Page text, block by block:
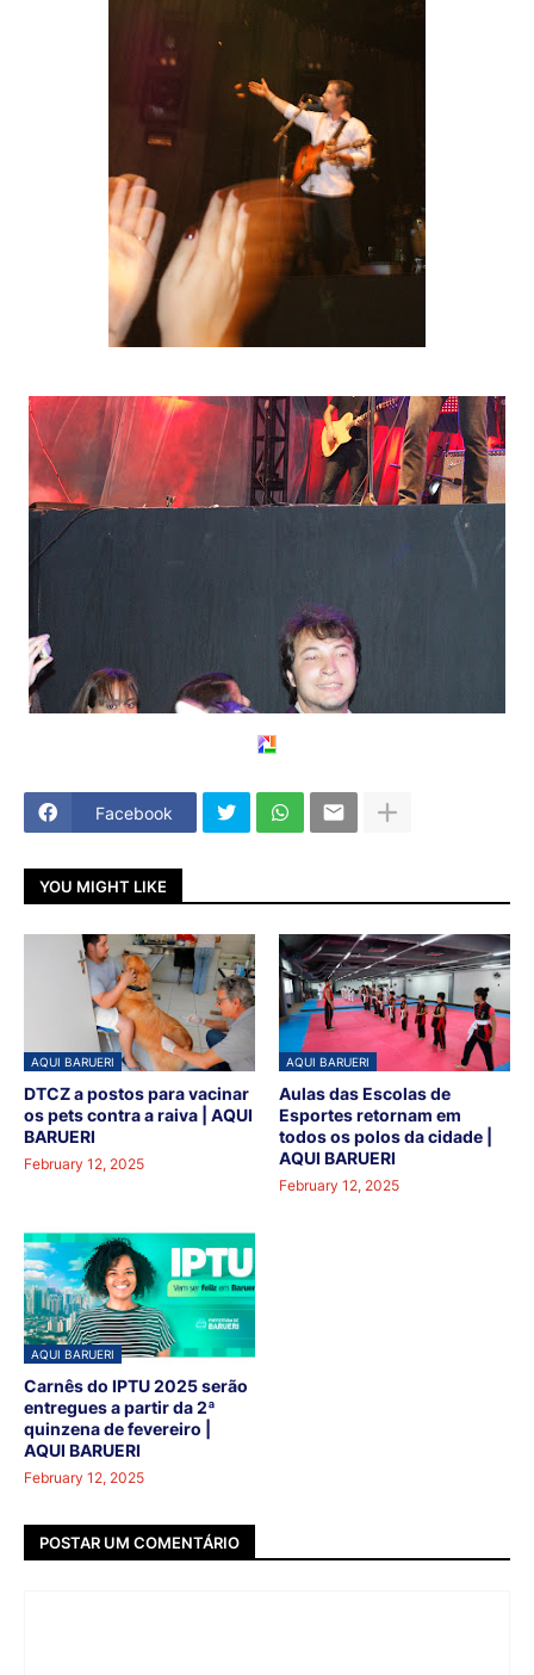
Facebook
YOU MIGHT LIKE
AQUI BARUERI
DTCZ a postos para vacinar
os pets contra a raiva | AQUI
BARUERI
February 12, 2025
AQUI BARUERI
Aulas das Escolas de
Esportes retornam em
todos os polos da cidade |
AQUI BARUERI
February 12, 2025
AQUI BARUERI
Carnês do IPTU 2025 serão
entregues a partir da 2ª
quinzena de fevereiro |
AQUI BARUERI
February 12, 2025
POSTAR UM COMENTÁRIO